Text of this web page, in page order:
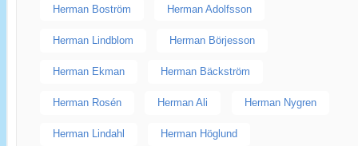
Herman Boström Herman Adolfsson
Herman Lindblom Herman Börjesson
Herman Ekman Herman Bäckström
Herman Rosén Herman Ali Herman Nygren
Herman Lindahl Herman Höglund